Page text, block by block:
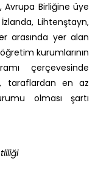
Avrupa Birliğine üye
Lihtenştayn,
arasında yer alan
kurumlarının
çerçevesinde
taraflardan en az
olması şartı